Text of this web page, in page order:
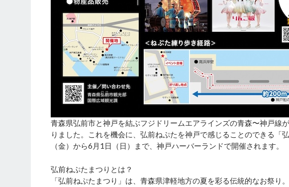
青森県弘前市と神戸を結ぶフジドリームエアラインズの青森〜神戸線
りました。これを機会に、弘前ねぷたを神戸で感じることのできる
（金）から6月1日（日）まで、神戸ハーバーランドで開催されます。
弘前ねぷたまつりとは？
「弘前ねぷたまつり」は、青森県津軽地方の夏を彩る伝統的なお祭